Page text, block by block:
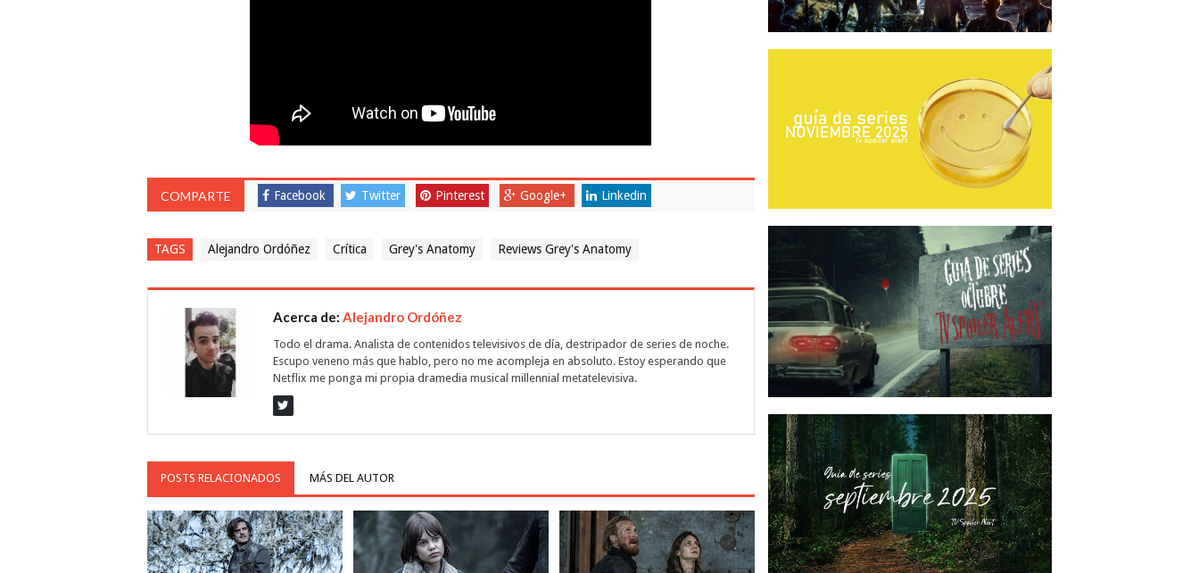
COMPARTE Facebook Twitter Pinterest Google+ Linkedin
TAGS Alejandro Ordóñez Crítica Grey's Anatomy Reviews Grey's Anatomy
Acerca de: Alejandro Ordóñez
Todo el drama. Analista de contenidos televisivos de día, destripador de series de noche.
Escupo veneno más que hablo, pero no me acompleja en absoluto. Estoy esperando que
Netflix me ponga mi propia dramedia musical millennial metatelevisiva.
POSTS RELACIONADOS MÁS DEL AUTOR